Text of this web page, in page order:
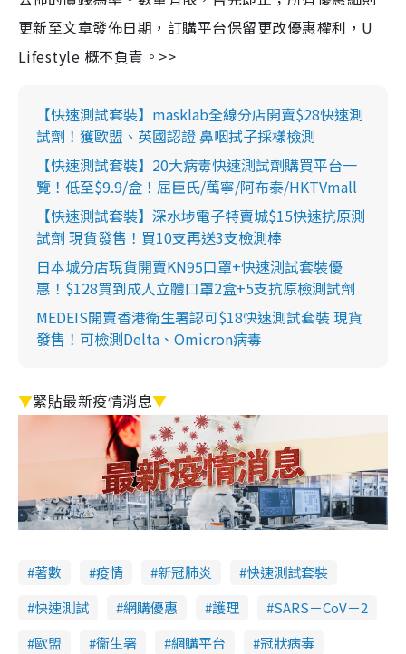
更新至文章發佈日期，訂購平台保留更改優惠權利，U
Lifestyle 概不負責。>>
【快速測試套裝】masklab全線分店開賣$28快速測
試劑！獲歐盟、英國認證 鼻咽拭子採樣檢測
【快速測試套裝】20大病毒快速測試劑購買平台一
覽！低至$9.9/盒！屈臣氏/萬寧/阿布泰/HKTVmall
【快速測試套裝】深水埗電子特賣城$15快速抗原測
試劑 現貨發售！買10支再送3支檢測棒
日本城分店現貨開賣KN95口罩+快速測試套裝優
惠！$128買到成人立體口罩2盒+5支抗原檢測試劑
MEDEIS開賣香港衛生署認可$18快速測試套裝 現貨
發售！可檢測Delta、Omicron病毒
▼緊貼最新疫情消息▼
著數 疫情 新冠肺炎
快速測試套裝
快速測試
網購優惠 護理
SARS－CoV－2
歐盟
衞生署 網購平台 冠狀病毒